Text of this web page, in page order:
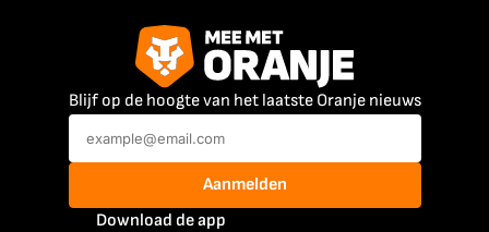
Blijf op de hoogte van het laatste Oranje nieuws
Aanmelden
Download de app